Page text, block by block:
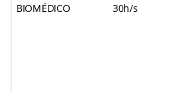
BIOMÉDICO 30h/s